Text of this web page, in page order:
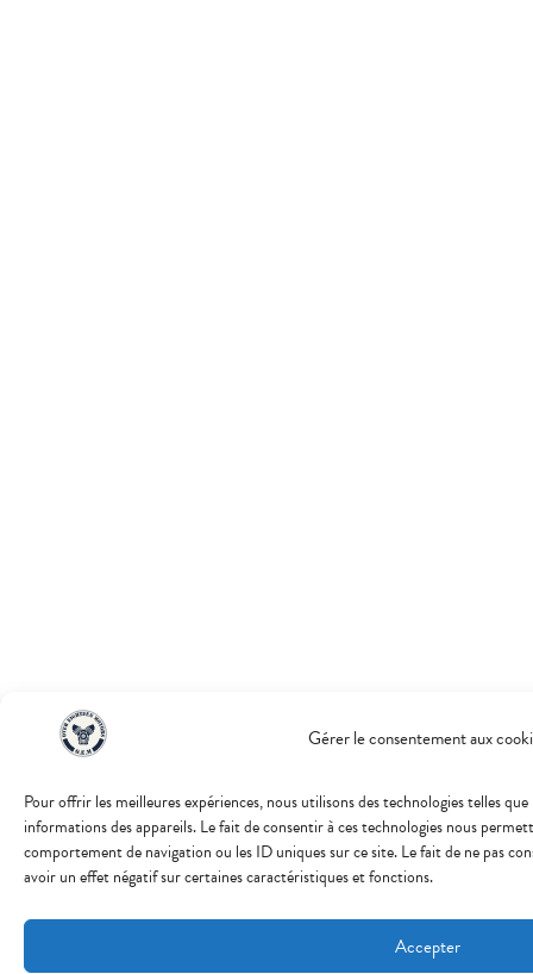
Gérer le consentement aux
Pour offrir les meilleures expériences, nous utilisons des technologies telles
informations des appareils. Le fait de consentir à ces technologies nous
comportement de navigation ou les ID uniques sur ce site. Le fait de ne pas
avoir un effet négatif sur certaines caractéristiques et fonctions.
Accepter